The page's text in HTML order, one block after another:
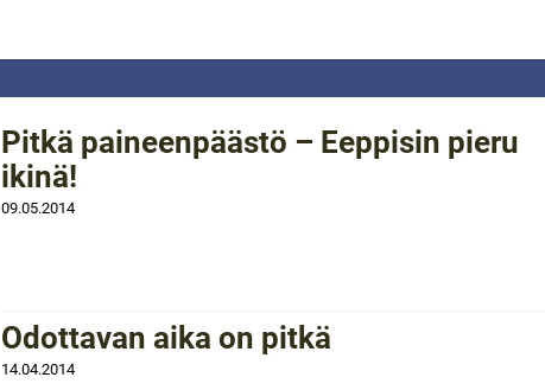
Pitkä paineenpäästö – Eeppisin pieru
ikinä!
09.05.2014
Odottavan aika on pitkä
14.04.2014